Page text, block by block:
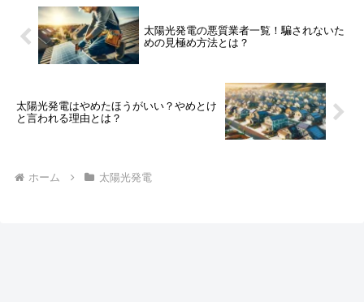
太陽光発電の悪質業者一覧！騙されないた
めの見極め方法とは？
太陽光発電はやめたほうがいい？やめとけ
と言われる理由とは？
ホーム 太陽光発電